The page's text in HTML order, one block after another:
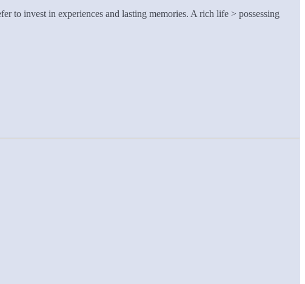
to invest in experiences and lasting memories. A rich life > possessing